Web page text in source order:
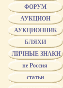
ФОРУМ
АУКЦИОН
АУКЦИОННИК
БЛЯХИ
ЛИЧНЫЕ ЗНАКИ
не Россия
статьи